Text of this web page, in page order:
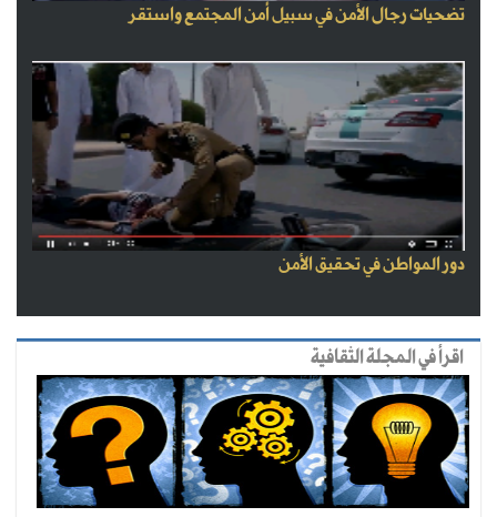
تضحيات رجال الأمن في سبيل أمن المجتمع واستقر
دور المواطن في تحقيق الأمن
اقرأ في المجلة الثقافية